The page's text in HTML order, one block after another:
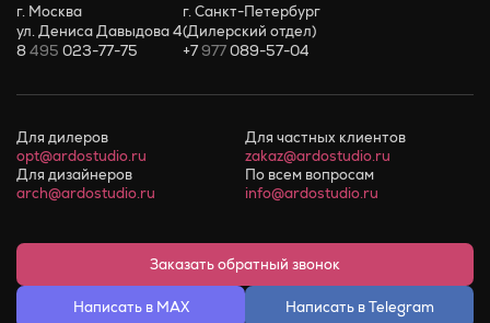
г. Москва
ул. Дениса Давыдова 4
8495 023-77-75
г. Санкт-Петербург
(Дилерский отдел)
+7977089-57-04
Для дилеров
opt@ardostudio.ru
Для частных клиентов
zakaz@ardostudio.ru
Для дизайнеров
arch@ardostudio.ru
По всем вопросам
info@ardostudio.ru
Заказать обратный звонок
Написать в MAX Написать в Telegram